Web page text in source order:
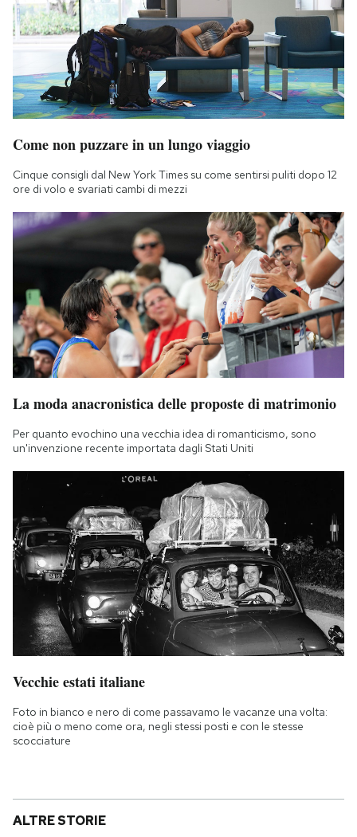
Come non puzzare in un lungo viaggio
Cinque consigli dal New York Times su come sentirsi puliti dopo 12
ore di volo e svariati cambi di mezzi
La moda anacronistica delle proposte di matrimonio
Per quanto evochino una vecchia idea di romanticismo, sono
un'invenzione recente importata dagli Stati Uniti
Vecchie estati italiane
Foto in bianco e nero di come passavamo le vacanze una volta:
cioè più o meno come ora, negli stessi posti e con le stesse
scocciature
ALTRE STORIE